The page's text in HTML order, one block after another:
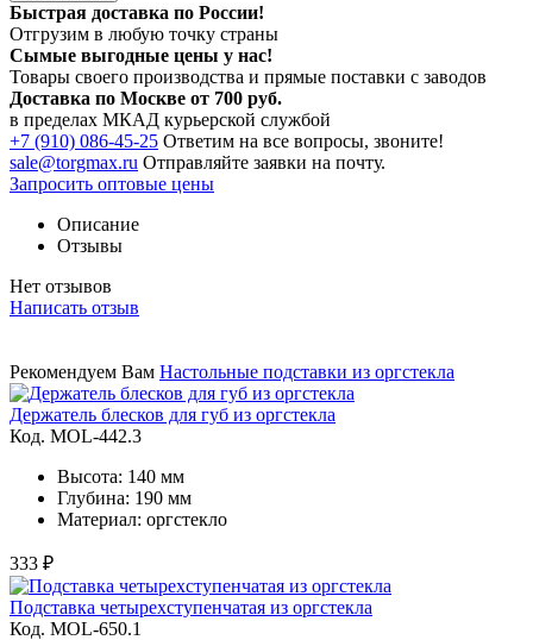
Быстрая доставка по России!
Отгрузим в любую точку страны
Сымые выгодные цены у нас!
Товары своего производства и прямые поставки с заводов
Доставка по Москве от 700 руб.
в пределах МКАД курьерской службой
+7 (910) 086-45-25 Ответим на все вопросы, звоните!
sale@torgmax.ru Отправляйте заявки на почту.
Запросить оптовые цены
Описание
Отзывы
Нет отзывов
Написать отзыв
Рекомендуем Вам Настольные подставки из оргстекла
Держатель блесков для губ из оргстекла
Код. MOL-442.3
Высота: 140 мм
Глубина: 190 мм
Материал: оргстекло
333 ₽
Подставка четырехступенчатая из оргстекла
Код. MOL-650.1